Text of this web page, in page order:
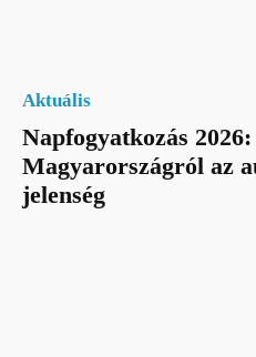
Aktuális
Napfogyatkozás
Magyarországról az
jelenség